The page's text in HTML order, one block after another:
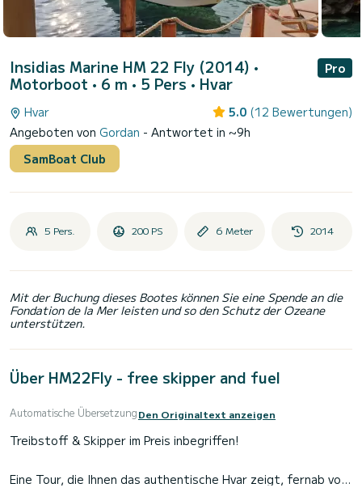
Insidias Marine HM 22 Fly (2014) •
Motorboot • 6 m • 5 Pers • Hvar
Pro
Hvar 5.0 (12 Bewertungen)
Angeboten von Gordan - Antwortet in ~9h
SamBoat Club
5 Pers. 200 PS 6 Meter 2014
Mit der Buchung dieses Bootes können Sie eine Spende an die
Fondation de la Mer leisten und so den Schutz der Ozeane
unterstützen.
Über HM22Fly - free skipper and fuel
Automatische ÜbersetzungDen Originaltext anzeigen
Treibstoff & Skipper im Preis inbegriffen!
Eine Tour, die Ihnen das authentische Hvar zeigt, fernab von